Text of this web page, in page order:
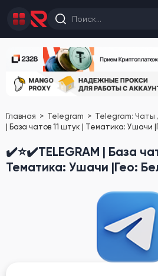
Главная Telegram Telegram: Чаты
| База чатов 11 штук | Тематика: Ушачи
✔️⭐✔️TELEGRAM | База
Тематика: Ушачи |Гео: